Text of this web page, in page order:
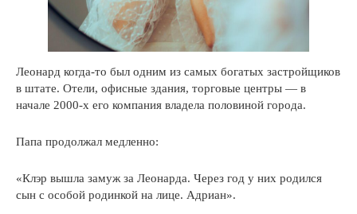
Леонард когда-то был одним из самых богатых застройщиков
в штате. Отели, офисные здания, торговые центры — в
начале 2000-х его компания владела половиной города.
Папа продолжал медленно:
«Клэр вышла замуж за Леонарда. Через год у них родился
сын с особой родинкой на лице. Адриан».